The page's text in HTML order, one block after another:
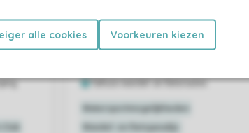
alle cookies Voorkeuren kiezen